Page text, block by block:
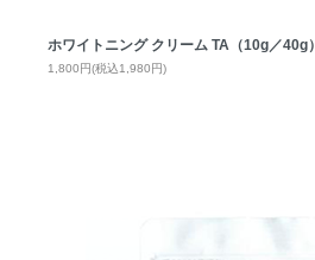
ホワイトニング クリーム TA（10g／40g）
1,800円(税込1,980円)